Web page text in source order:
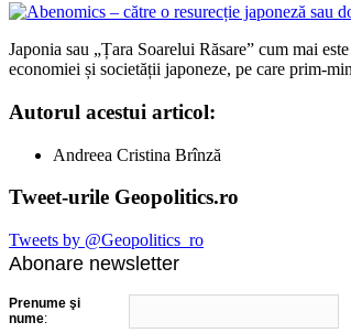
Japonia sau „Țara Soarelui Răsare” cum mai
economiei și societății japoneze, pe care prim-
Autorul acestui articol:
Andreea Cristina Brînză
Tweet-urile Geopolitics.ro
Tweets by @Geopolitics_ro
Abonare newsletter
Prenume şi
nume: